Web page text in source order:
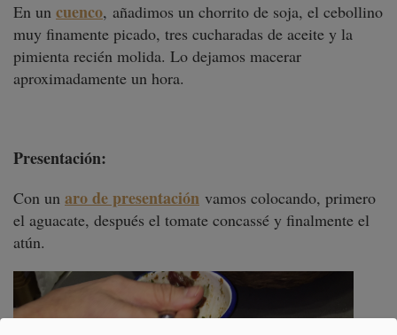
En un cuenco, añadimos un chorrito de soja, el cebollino
muy finamente picado, tres cucharadas de aceite y la
pimienta recién molida. Lo dejamos macerar
aproximadamente un hora.
Presentación:
Con un aro de presentación vamos colocando, primero
el aguacate, después el tomate concassé y finalmente el
atún.